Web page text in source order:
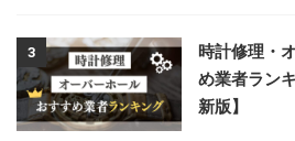
3
時計修理・
め業者ラン
新版】